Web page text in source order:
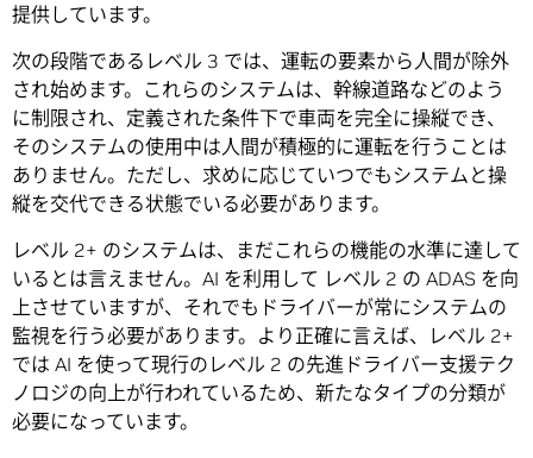
提供しています。
次の段階であるレベル 3 では、運転の要素から人間が除外
され始めます。これらのシステムは、幹線道路などのよう
に制限され、定義された条件下で車両を完全に操縦でき、
そのシステムの使用中は人間が積極的に運転を行うことは
ありません。ただし、求めに応じていつでもシステムと操
縦を交代できる状態でいる必要があります。
レベル 2+ のシステムは、まだこれらの機能の水準に達して
いるとは言えません。AI を利用して レベル 2 の ADAS を向
上させていますが、それでもドライバーが常にシステムの
監視を行う必要があります。より正確に言えば、レベル 2+
では AI を使って現行のレベル 2 の先進ドライバー支援テク
ノロジの向上が行われているため、新たなタイプの分類が
必要になっています。